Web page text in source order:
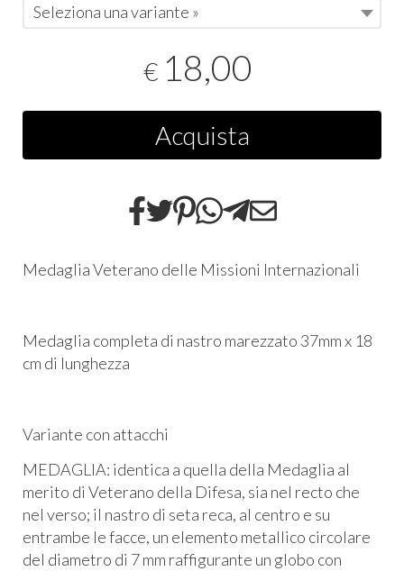
Seleziona una variante »
€ 18,00
Acquista
Medaglia Veterano delle Missioni Internazionali
Medaglia completa di nastro marezzato 37mm x 18
cm di lunghezza
Variante con attacchi
MEDAGLIA: identica a quella della Medaglia al
merito di Veterano della Difesa, sia nel recto che
nel verso; il nastro di seta reca, al centro e su
entrambe le facce, un elemento metallico circolare
del diametro di 7 mm raffigurante un globo con